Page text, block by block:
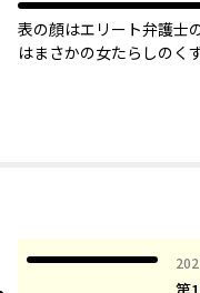
表の顔はエリート弁護士
はまさかの女たらしのく
らしめないと生まれ変わ